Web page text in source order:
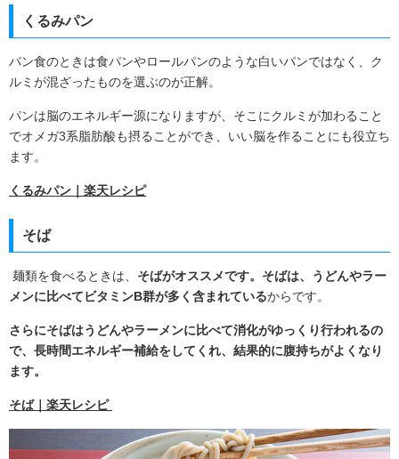
くるみパン
パン食のときは食パンやロールパンのような白いパンではなく、ク
ルミが混ざったものを選ぶのが正解。
パンは脳のエネルギー源になりますが、そこにクルミが加わること
でオメガ3系脂肪酸も摂ることができ、いい脳を作ることにも役立ち
ます。
くるみパン｜楽天レシピ
そば
麺類を食べるときは、 そばがオススメです。そばは、うどんやラー
メンに比べてビタミンB群が多く含まれているからです。
さらにそばはうどんやラーメンに比べて消化がゆっくり行われるの
で、長時間エネルギー補給をしてくれ、結果的に腹持ちがよくなり
ます。
そば｜楽天レシピ